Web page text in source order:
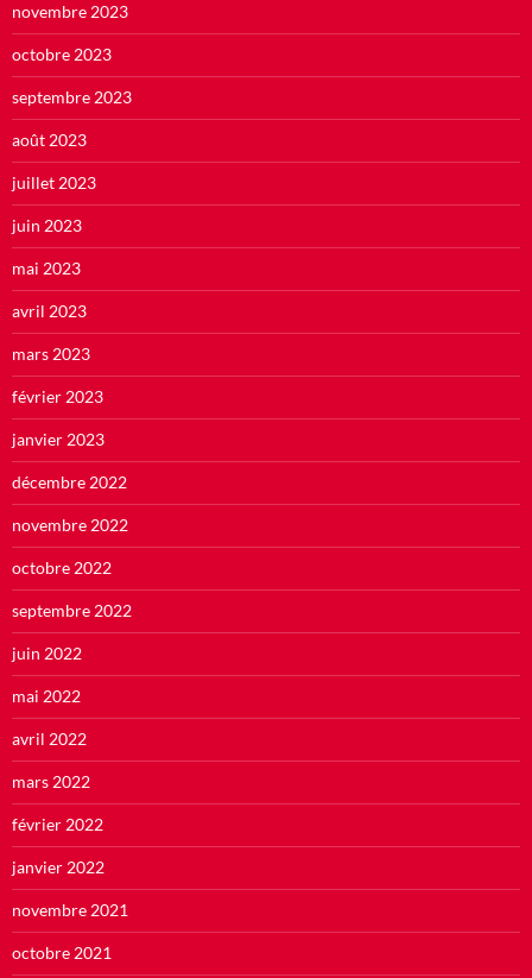
novembre 2023
octobre 2023
septembre 2023
août 2023
juillet 2023
juin 2023
mai 2023
avril 2023
mars 2023
février 2023
janvier 2023
décembre 2022
novembre 2022
octobre 2022
septembre 2022
juin 2022
mai 2022
avril 2022
mars 2022
février 2022
janvier 2022
novembre 2021
octobre 2021